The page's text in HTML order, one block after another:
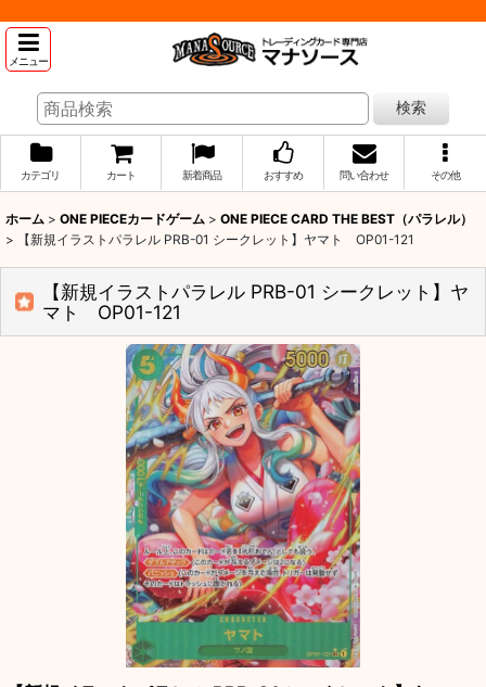
メニュー
検索
カテゴリ カート 新着商品 おすすめ 問い合わせ その他
ホーム > ONE PIECEカードゲーム > ONE PIECE CARD THE BEST（パラレル）
>
【新規イラストパラレル PRB-01 シークレット】ヤマト OP01-121
【新規イラストパラレル PRB-01 シークレット】ヤ
マト OP01-121